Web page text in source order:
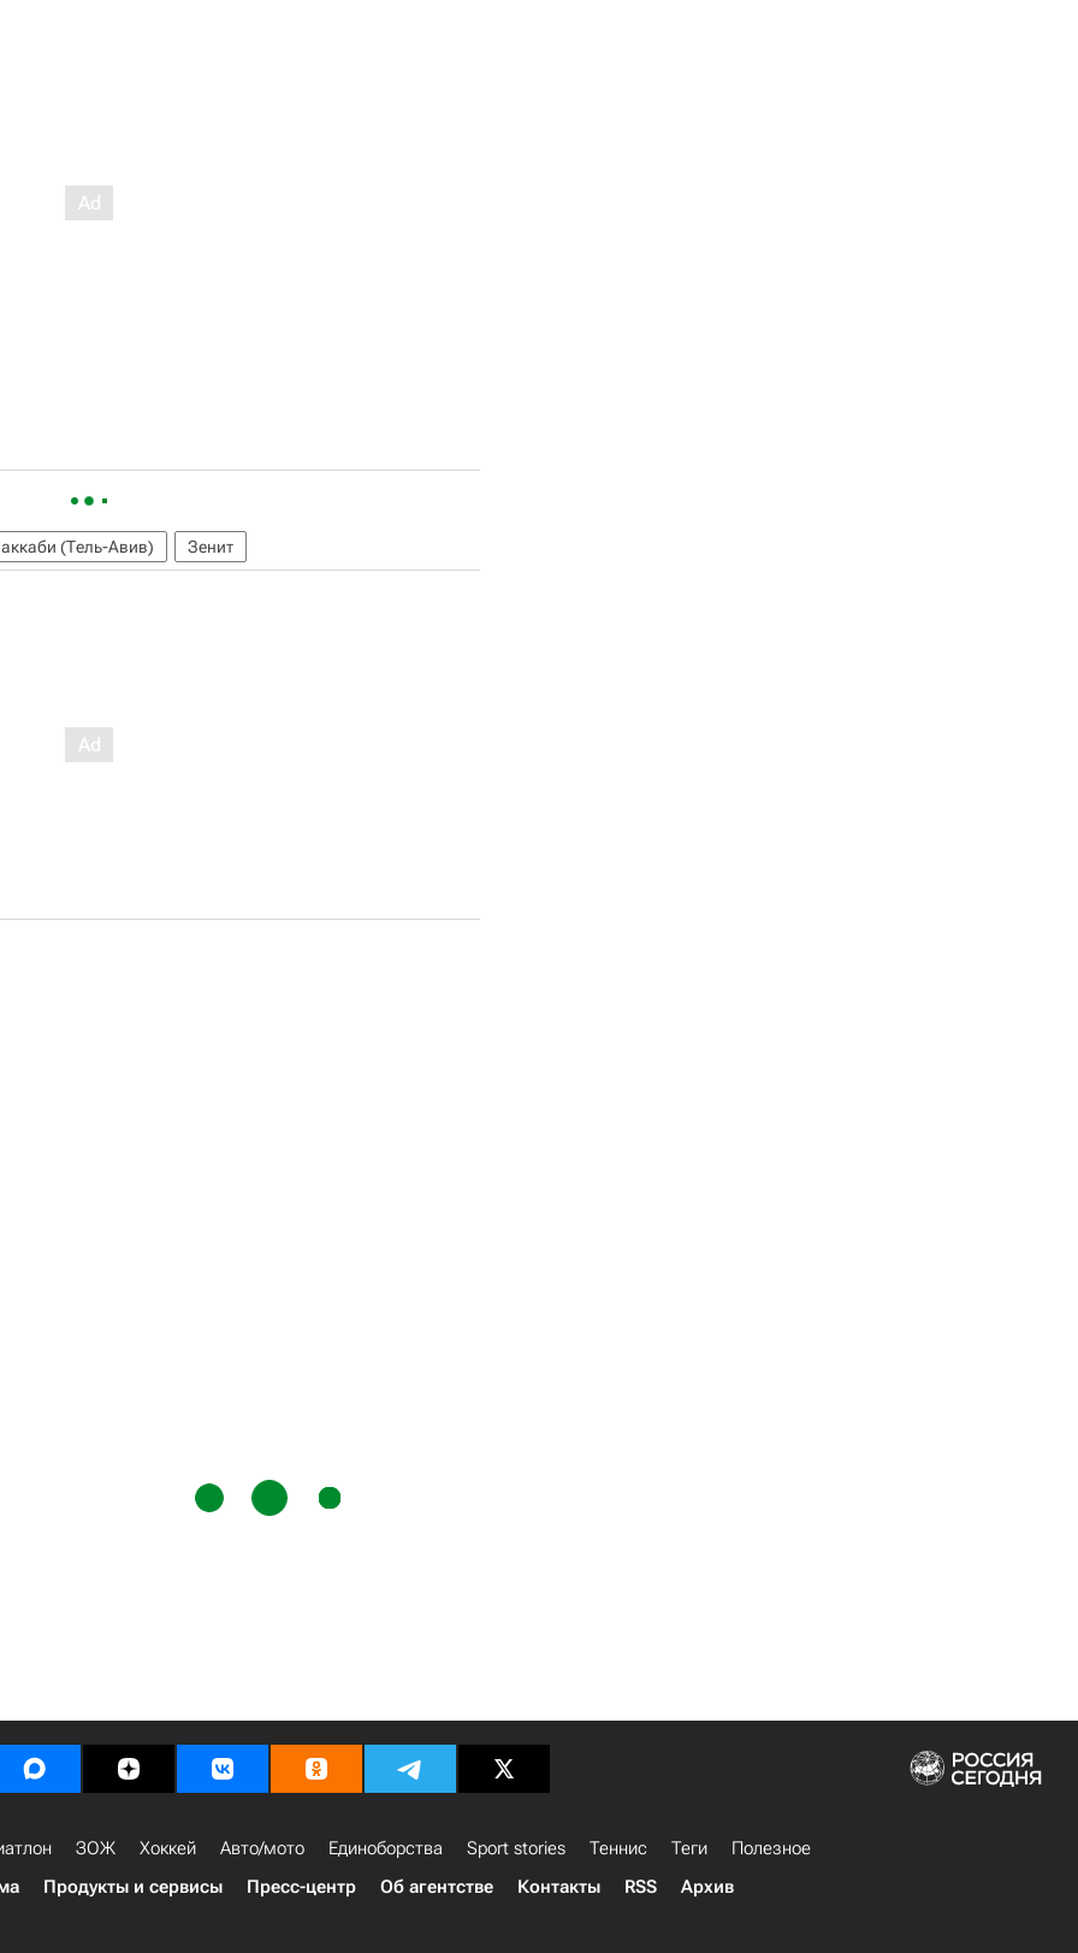
(Тель-Авив) Зенит
ЗОЖ Хоккей Авто/мото Единоборства Sport stories Теннис Теги
Полезное
Продукты и сервисы Пресс-центр Об агентстве Контакты RSS Архив